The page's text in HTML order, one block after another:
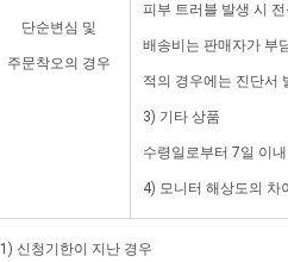
단순변심 및
주문착오의 경우
피부 트러블 발생 시
배송비는 판매자가 부
적의 경우에는 진단서
3) 기타 상품
수령일로부터 7일 이
4) 모니터 해상도의 차
1) 신청기한이 지난 경우